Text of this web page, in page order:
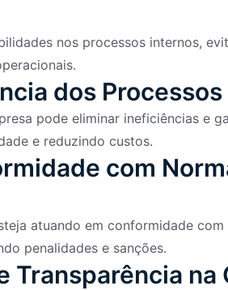
nos processos internos,
dos Processos
pode eliminar ineficiências e
e reduzindo custos.
com
atuando em conformidade com
penalidades e sanções.
Transparência na